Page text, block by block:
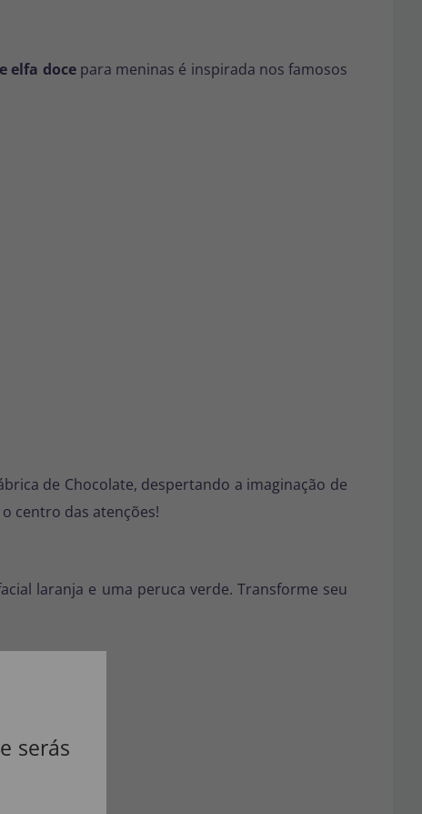
elfa docepara meninas é inspirada nos famosos
de Chocolate, despertando a imaginação de
centro das atenções!
laranja e uma peruca verde. Transforme seu
serás